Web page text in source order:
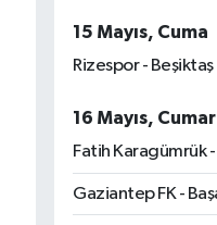
15 Mayıs, Cuma
Rizespor - Beşiktaş
16 Mayıs,
Fatih Karagümrük
Gaziantep FK -